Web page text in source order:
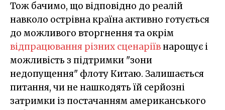
Тож бачимо, що відповідно до реалій
навколо острівна країна активно готується
до можливого вторгнення та окрім
відпрацювання різних сценаріївнарощує і
можливість з підтримки "зони
недопущення" флоту Китаю. Залишається
питання, чи не нашкодять їй серйозні
затримки із постачанням американського